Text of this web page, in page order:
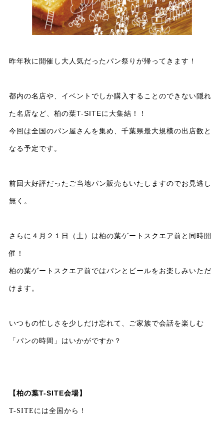
昨年秋に開催し大人気だったパン祭りが帰ってきます！
都内の名店や、イベントでしか購入することのできない隠れ
た名店など、柏の葉T-SITEに大集結！！
今回は全国のパン屋さんを集め、千葉県最大規模の出店数と
なる予定です。
前回大好評だったご当地パン販売もいたしますのでお見逃し
無く。
さらに４月２１日（土）は柏の葉ゲートスクエア前と同時開
催！
柏の葉ゲートスクエア前ではパンとビールをお楽しみいただ
けます。
いつもの忙しさを少しだけ忘れて、ご家族で会話を楽しむ
「パンの時間」はいかがですか？
【柏の葉T-SITE会場】
T-SITE には全国から！